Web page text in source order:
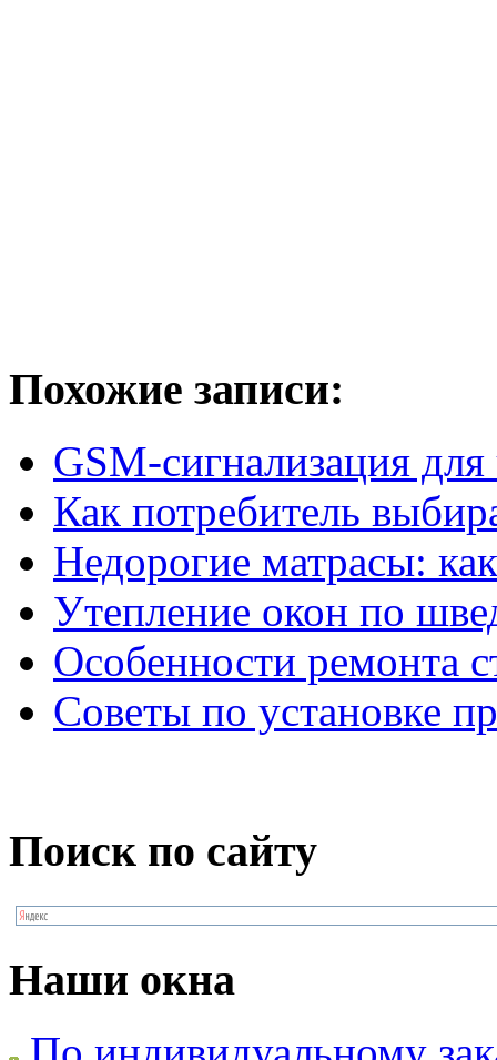
Похожие записи:
GSM-сигнализация
Как потребитель
Недорогие матрасы:
Утепление окон по
Особенности ремонта
Советы по установке
Поиск по сайту
Наши окна